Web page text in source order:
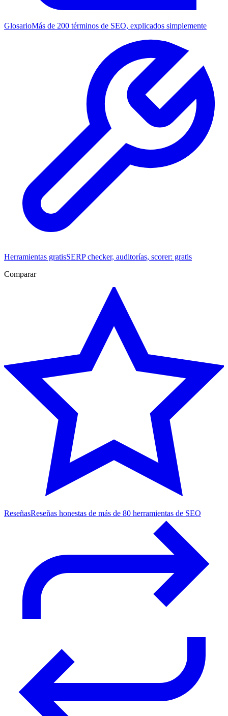
GlosarioMás de 200 términos de SEO, explicados simplemente
Herramientas gratisSERP checker, auditorías, scorer: gratis
Comparar
ReseñasReseñas honestas de más de 80 herramientas de SEO